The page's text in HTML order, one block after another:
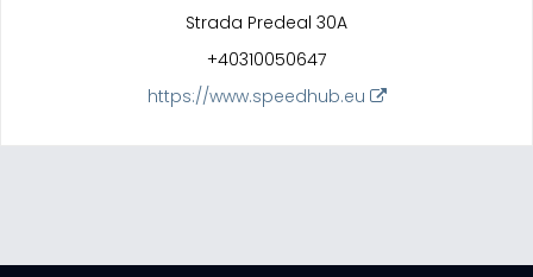
Strada Predeal 30A
+40310050647
https://www.speedhub.eu